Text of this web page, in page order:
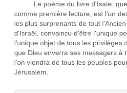
Le poème du livre d'Isaïe, que
comme première lecture, est l'un
les plus surprenants de tout
d'Israël, convaincu d'être l'unique
l’unique objet de tous les privilèges
que Dieu enverra ses messagers à
l'on viendra de tous les peuples
Jérusalem.